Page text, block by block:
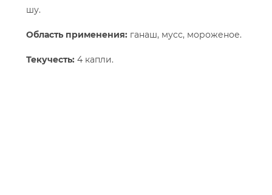
шу.
Область применения: ганаш, мусс, мороженое.
Текучесть: 4 капли.